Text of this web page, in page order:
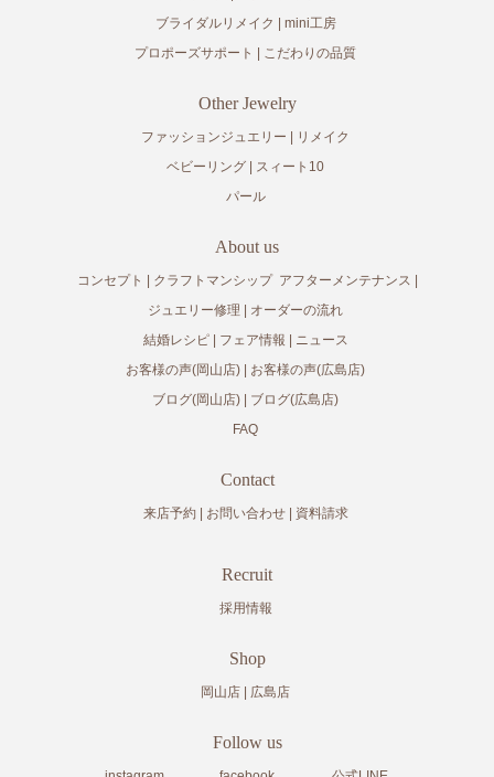
ブライダルリメイク
mini工房
プロポーズサポート
こだわりの品質
Other Jewelry
ファッションジュエリー
リメイク
ベビーリング
スィート10
パール
About us
コンセプト クラフトマンシップ アフターメンテナンス
ジュエリー修理
オーダーの流れ
結婚レシピ
フェア情報
ニュース
お客様の声(岡山店)
お客様の声(広島店)
ブログ(岡山店)
ブログ(広島店)
FAQ
Contact
来店予約 お問い合わせ 資料請求
Recruit
採用情報
Shop
岡山店 広島店
Follow us